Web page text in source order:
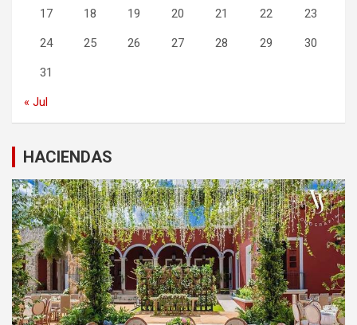
17 18 19 20 21 22 23
24 25 26 27 28 29 30
31
« Jul
HACIENDAS